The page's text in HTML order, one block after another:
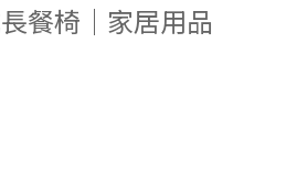
餐椅｜家居用品